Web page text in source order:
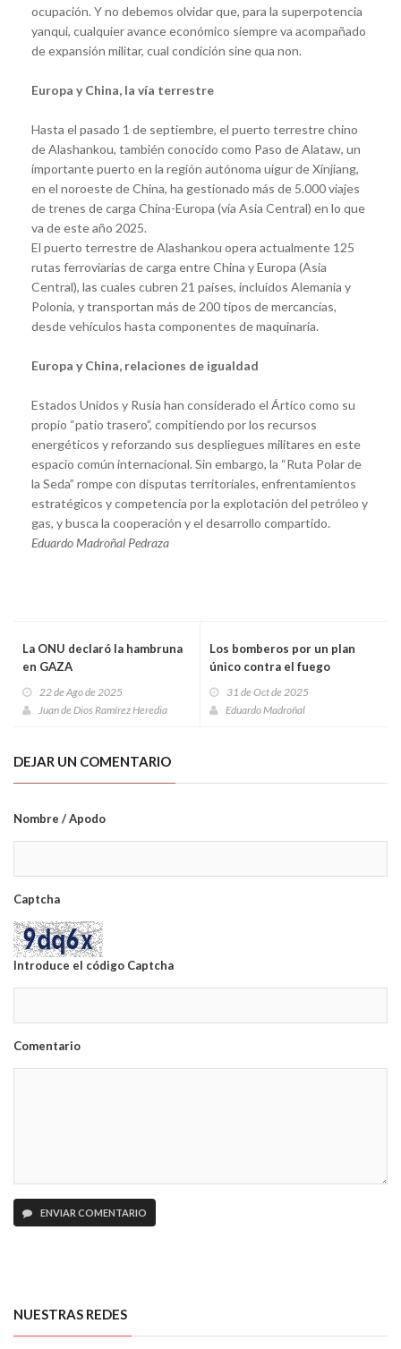
ocupación. Y no debemos olvidar que, para la superpotencia
yanqui, cualquier avance económico siempre va acompañado
de expansión militar, cual condición sine qua non.
Europa y China, la vía terrestre
Hasta el pasado 1 de septiembre, el puerto terrestre chino
de Alashankou, también conocido como Paso de Alataw, un
importante puerto en la región autónoma uigur de Xinjiang,
en el noroeste de China, ha gestionado más de 5.000 viajes
de trenes de carga China-Europa (vía Asia Central) en lo que
va de este año 2025.
El puerto terrestre de Alashankou opera actualmente 125
rutas ferroviarias de carga entre China y Europa (Asia
Central), las cuales cubren 21 países, incluidos Alemania y
Polonia, y transportan más de 200 tipos de mercancías,
desde vehículos hasta componentes de maquinaria.
Europa y China, relaciones de igualdad
Estados Unidos y Rusia han considerado el Ártico como su
propio “patio trasero”, compitiendo por los recursos
energéticos y reforzando sus despliegues militares en este
espacio común internacional. Sin embargo, la “Ruta Polar de
la Seda” rompe con disputas territoriales, enfrentamientos
estratégicos y competencia por la explotación del petróleo y
gas, y busca la cooperación y el desarrollo compartido.
Eduardo Madroñal Pedraza
La ONU declaró la hambruna
en GAZA
22 de Ago de 2025
Juan de Dios Ramírez Heredia
Los bomberos por un plan
único contra el fuego
31 de Oct de 2025
Eduardo Madroñal
DEJAR UN COMENTARIO
Nombre / Apodo
Captcha
Introduce el código Captcha
Comentario
ENVIAR COMENTARIO
NUESTRAS REDES